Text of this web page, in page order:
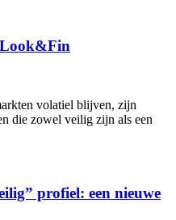
Look&Fin
volatiel blijven, zijn
die zowel veilig zijn als een
profiel: een nieuwe